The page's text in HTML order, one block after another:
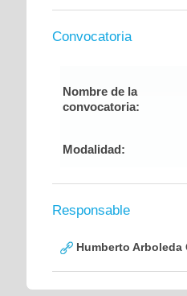
Convocatoria
Nombre de la
convocatoria:
Modalidad:
Responsable
Humberto Arboleda